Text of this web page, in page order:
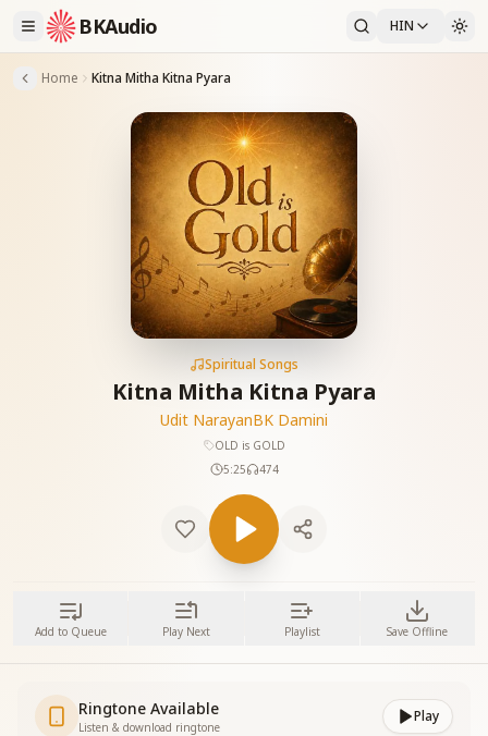
BKAudio HIN
Home Kitna Mitha Kitna Pyara
Spiritual Songs
Kitna Mitha Kitna Pyara
Udit NarayanBK Damini
OLD is GOLD
5:25
474
Add to Queue Play Next Playlist Save Offline
Ringtone Available
Listen & download ringtone
Play